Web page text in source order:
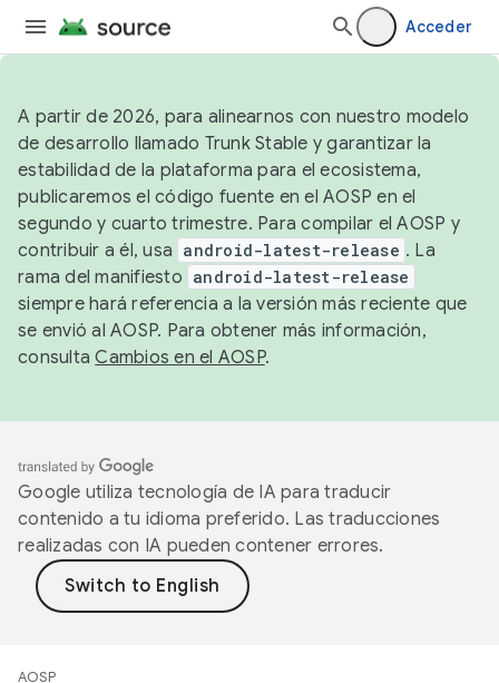
Acceder
A partir de 2026, para alinearnos con nuestro modelo
de desarrollo llamado Trunk Stable y garantizar la
estabilidad de la plataforma para el ecosistema,
publicaremos el código fuente en el AOSP en el
segundo y cuarto trimestre. Para compilar el AOSP y
contribuir a él, usa android-latest-release . La
rama del manifiesto android-latest-release
siempre hará referencia a la versión más reciente que
se envió al AOSP. Para obtener más información,
consultaCambios en el AOSP.
Google utiliza tecnología de IA para traducir
contenido a tu idioma preferido. Las traducciones
realizadas con IA pueden contener errores.
AOSP